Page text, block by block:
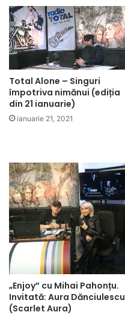
Total Alone – Singuri
împotriva nimănui (ediția
din 21 ianuarie)
ianuarie 21, 2021
„Enjoy” cu Mihai Pahonțu.
Invitată: Aura Dănciulescu
(Scarlet Aura)